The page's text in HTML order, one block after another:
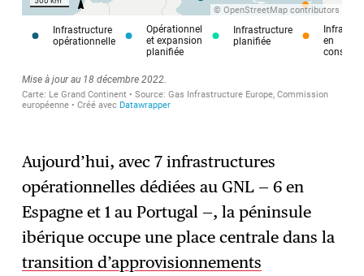
Aujourd’hui, avec 7 infrastructures
opérationnelles dédiées au GNL — 6 en
Espagne et 1 au Portugal —, la péninsule
ibérique occupe une place centrale dans la
transition d’approvisionnements